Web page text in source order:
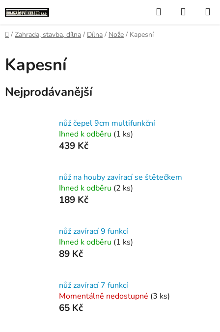
na
obsah
Hledat
KOŠÍK
Domů
/ Zahrada, stavba, dílna / Dílna / Nože / Kapesní
Kapesní
Nejprodávanější
nůž čepel 9cm multifunkční
Ihned k odběru (1 ks)
439 Kč
nůž na houby zavírací se štětečkem
Ihned k odběru (2 ks)
189 Kč
nůž zavírací 9 funkcí
Ihned k odběru (1 ks)
89 Kč
nůž zavírací 7 funkcí
Momentálně nedostupné (3 ks)
65 Kč